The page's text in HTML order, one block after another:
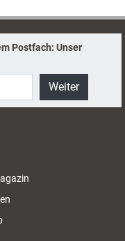
Postfach: Unser
Weiter